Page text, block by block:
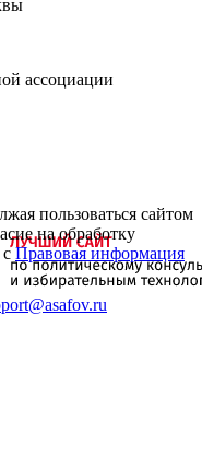
ассоциации
пользоваться сайтом
на обработку
сПравовая информация